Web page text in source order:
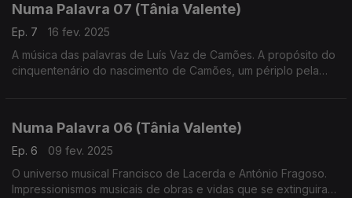
Numa Palavra 07 (Tânia Valente)
Ep. 7
16 fev. 2025
A música das palavras de Luís Vaz de Camões. A propósito do
cinquentenário do nascimento de Camões, um périplo pela
Numa Palavra 06 (Tânia Valente)
Ep. 6
09 fev. 2025
O universo musical Francisco de Lacerda e António Fragoso.
Impressionismos musicais de obras e vidas que se extinguiram